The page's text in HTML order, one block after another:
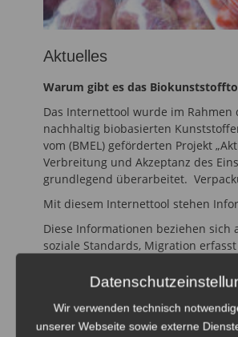
Aktuelles
Warum gibt es das
Das Internettool wurde im
nachhaltig biobasierten
vom (BMEL) geförderten Projekt
Verbreitung und Akzeptanz des
grundlegend überarbeitet.
Mit diesem Internettool stehen
Diese Informationen beziehen sich
soziale Standards, Migration
Informationsquellen sowie der
können die Stoffgruppen in ihrer
Details zur Bedienung des Tools
Wir verwenden technisch
unserer Webseite sowie externe